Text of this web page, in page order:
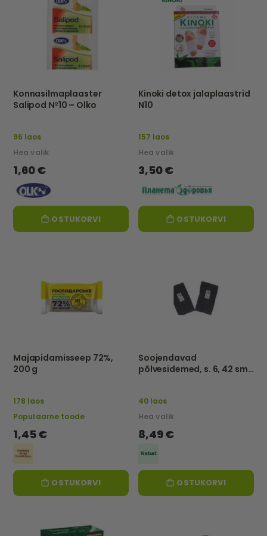
Konnasilmaplaaster
Salipod №10 – Olko
96 laos
Hea valik
1,60 €
OSTUKORVI
Kinoki detox jalaplaastrid
N10
157 laos
Hea valik
3,50 €
OSTUKORVI
Majapidamisseep 72%,
200 g
178 laos
Populaarne toode
1,45 €
OSTUKORVI
Soojendavad
põlvesidemed, s. 6, 42 sm
40 laos
Hea valik
8,49 €
OSTUKORVI